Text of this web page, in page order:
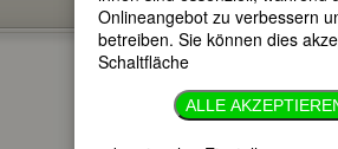
Onlineangebot zu verbessern
betreiben. Sie können dies
Schaltfläche
ALLE